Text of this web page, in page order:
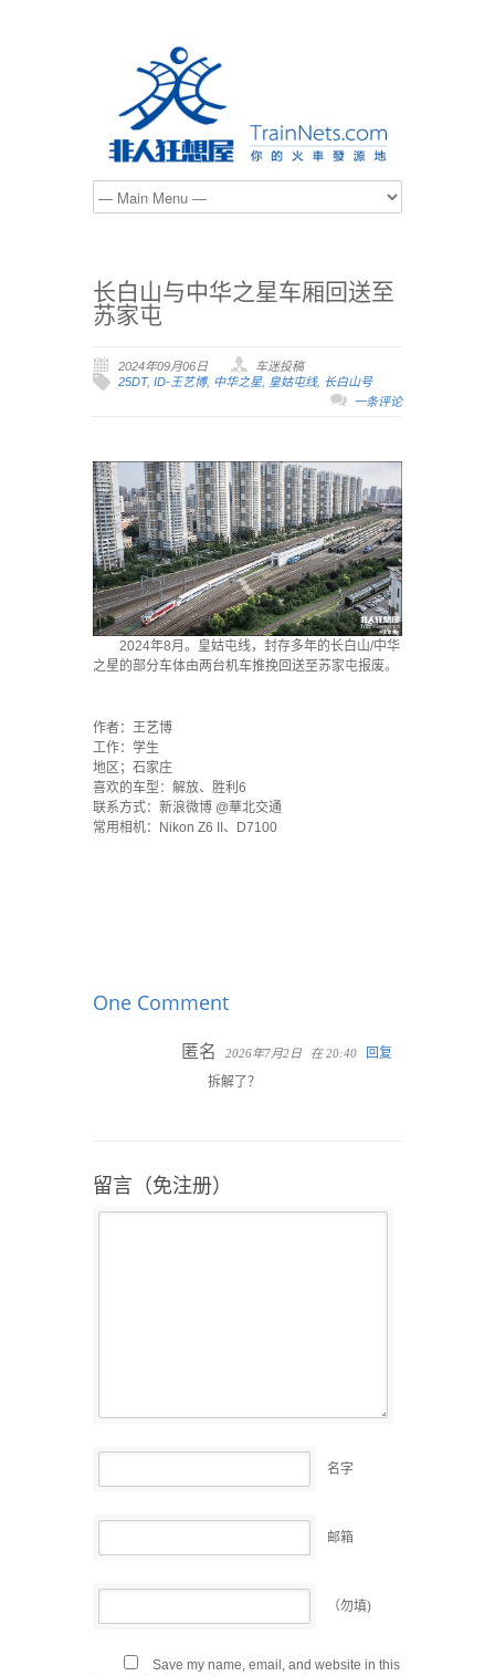
长白山与中华之星车厢回送至
苏家屯
2024年09月06日
车迷投稿
25DT, ID-王艺博, 中华之星, 皇姑屯线, 长白山号
一条评论
2024年8月。皇姑屯线，封存多年的长白山/中华
之星的部分车体由两台机车推挽回送至苏家屯报废。
作者：王艺博
工作：学生
地区；石家庄
喜欢的车型：解放、胜利6
联系方式：新浪微博 @華北交通
常用相机：Nikon Z6 II、D7100
One Comment
匿名 2026年7月2日 在 20:40
回复
拆解了？
留言（免注册）
名字
邮箱
（勿填)
Save my name, email, and website in this